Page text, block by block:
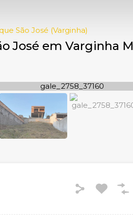
São José (Varginha)
José em Varginha